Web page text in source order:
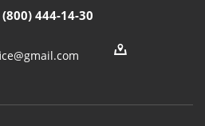
444-14-30